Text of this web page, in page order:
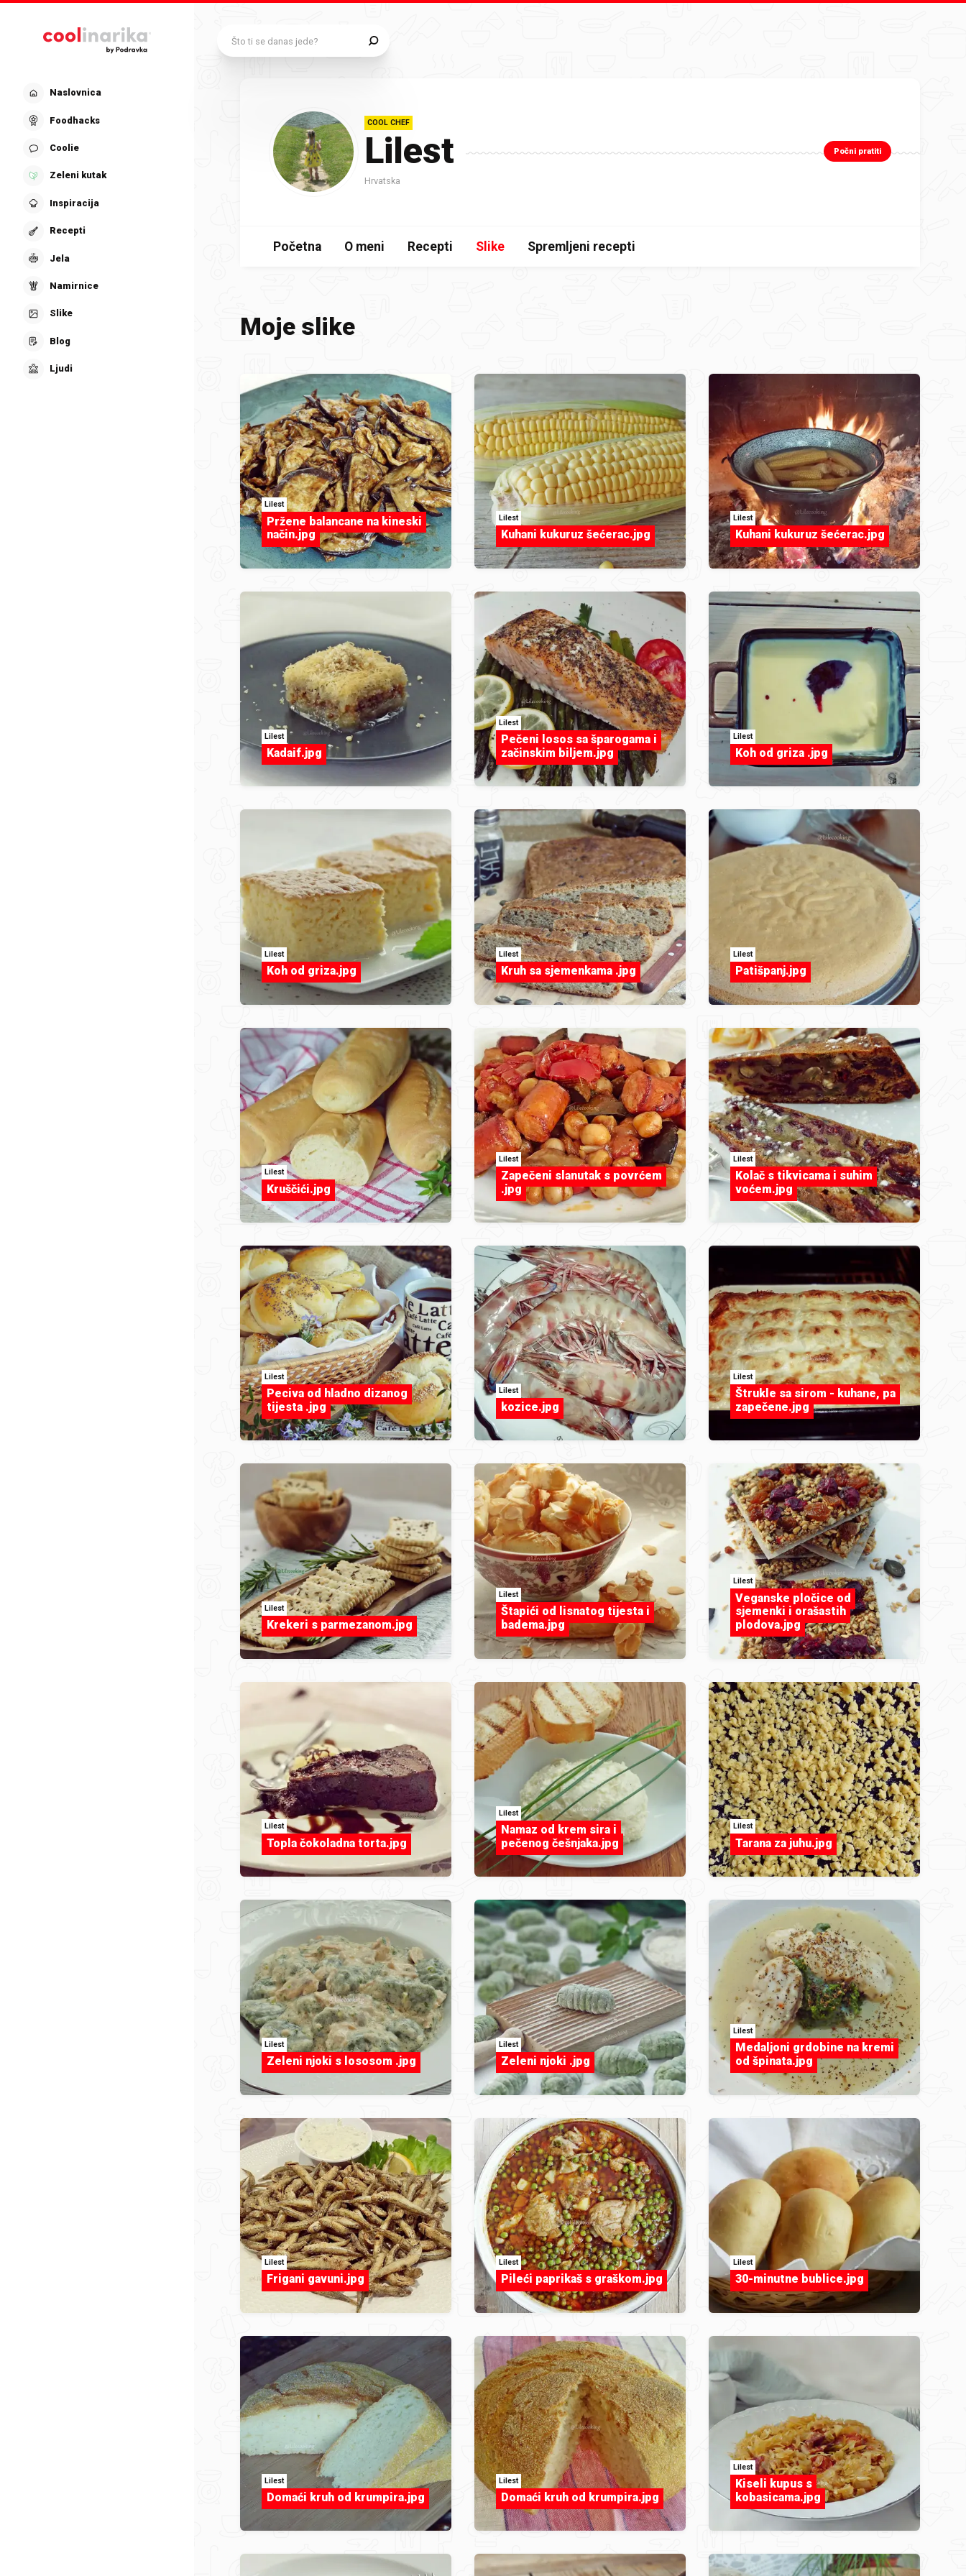
Naslovnica
Foodhacks
Coolie
Zeleni kutak
Inspiracija
Recepti
Jela
Namirnice
Slike
Blog
Ljudi
COOL CHEF
Lilest
Hrvatska
Počni pratiti
Početna O meni Recepti Slike Spremljeni recepti
Moje slike
Lilest
Pržene balancane na kineski
način.jpg
Lilest
Kuhani kukuruz šećerac.jpg
Lilest
Kuhani kukuruz šećerac.jpg
Lilest
Kadaif.jpg
Lilest
Pečeni losos sa šparogama i
začinskim biljem.jpg
Lilest
Koh od griza .jpg
Lilest
Koh od griza.jpg
Lilest
Kruh sa sjemenkama .jpg
Lilest
Patišpanj.jpg
Lilest
Kruščići.jpg
Lilest
Zapečeni slanutak s povrćem
.jpg
Lilest
Kolač s tikvicama i suhim
voćem.jpg
Lilest
Peciva od hladno dizanog
tijesta .jpg
Lilest
kozice.jpg
Lilest
Štrukle sa sirom - kuhane, pa
zapečene.jpg
Lilest
Krekeri s parmezanom.jpg
Lilest
Štapići od lisnatog tijesta i
badema.jpg
Lilest
Veganske pločice od
sjemenki i orašastih
plodova.jpg
Lilest
Topla čokoladna torta.jpg
Lilest
Namaz od krem sira i
pečenog češnjaka.jpg
Lilest
Tarana za juhu.jpg
Lilest
Zeleni njoki s lososom .jpg
Lilest
Zeleni njoki .jpg
Lilest
Medaljoni grdobine na kremi
od špinata.jpg
Lilest
Frigani gavuni.jpg
Lilest
Pileći paprikaš s graškom.jpg
Lilest
30-minutne bublice.jpg
Lilest
Domaći kruh od krumpira.jpg
Lilest
Domaći kruh od krumpira.jpg
Lilest
Kiseli kupus s
kobasicama.jpg
Što ti se danas jede?